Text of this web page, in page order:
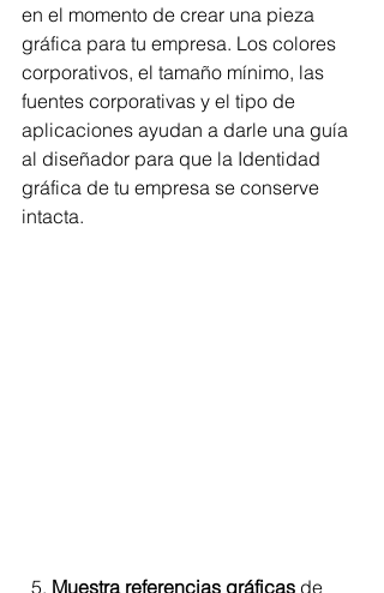
en el momento de crear una pieza
gráfica para tu empresa. Los colores
corporativos, el tamaño mínimo, las
fuentes corporativas y el tipo de
aplicaciones ayudan a darle una guía
al diseñador para que la Identidad
gráfica de tu empresa se conserve
intacta.
  5.
Muestra referencias gráficas de